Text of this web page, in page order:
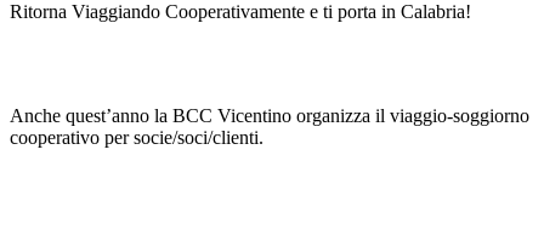
Ritorna Viaggiando Cooperativamente e ti porta in Calabria!
Anche quest’anno la BCC Vicentino organizza il viaggio-soggiorno
cooperativo per socie/soci/clienti.